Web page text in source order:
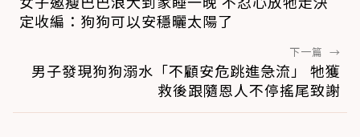
定收編：狗狗可以安穩曬太陽了
下一篇 →
男子發現狗狗溺水「不顧安危跳進急流」 牠獲
救後跟隨恩人不停搖尾致謝